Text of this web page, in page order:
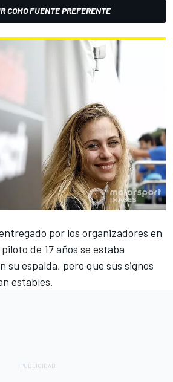
COMO FUENTE PREFERENTE
por los organizadores en
de 17 años se estaba
su espalda, pero que sus signos
estables.